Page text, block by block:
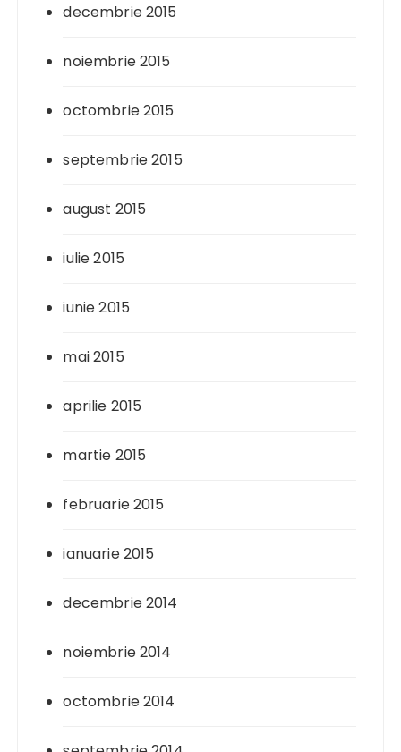
decembrie 2015
noiembrie 2015
octombrie 2015
septembrie 2015
august 2015
iulie 2015
iunie 2015
mai 2015
aprilie 2015
martie 2015
februarie 2015
ianuarie 2015
decembrie 2014
noiembrie 2014
octombrie 2014